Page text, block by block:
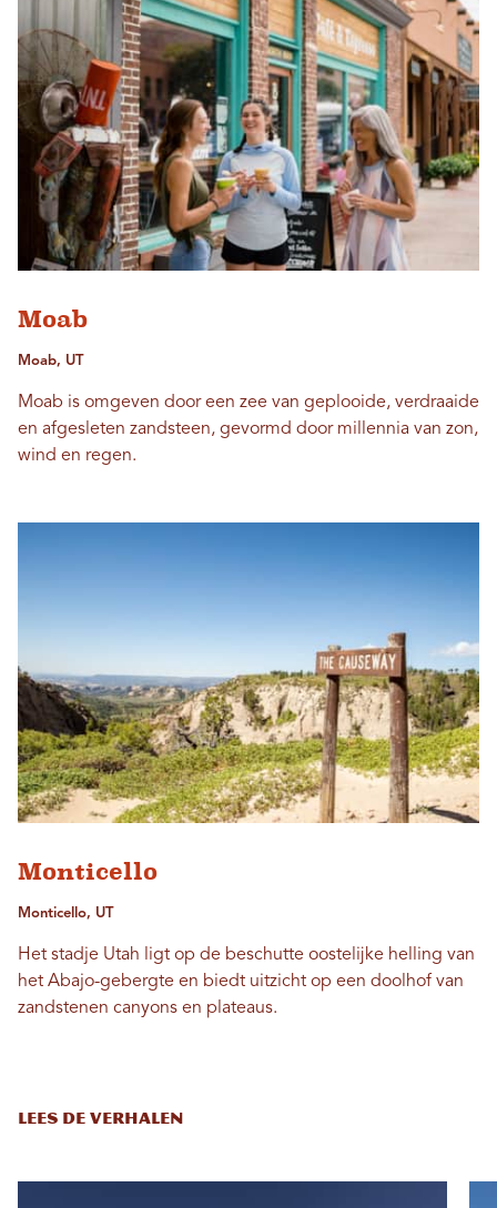
Moab
Moab, UT
Moab is omgeven door een zee van geplooide, verdraaide
en afgesleten zandsteen, gevormd door millennia van zon,
wind en regen.
Monticello
Monticello, UT
Het stadje Utah ligt op de beschutte oostelijke helling van
het Abajo-gebergte en biedt uitzicht op een doolhof van
zandstenen canyons en plateaus.
LEES DE VERHALEN